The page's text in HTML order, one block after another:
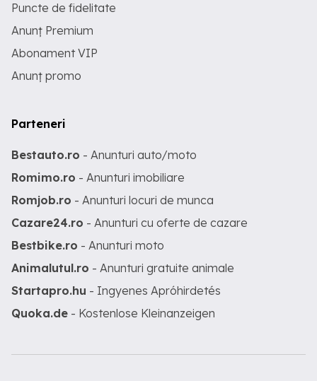
Puncte de fidelitate
Anunț Premium
Abonament VIP
Anunț promo
Parteneri
Bestauto.ro - Anunturi auto/moto
Romimo.ro - Anunturi imobiliare
Romjob.ro - Anunturi locuri de munca
Cazare24.ro - Anunturi cu oferte de cazare
Bestbike.ro - Anunturi moto
Animalutul.ro - Anunturi gratuite animale
Startapro.hu - Ingyenes Apróhirdetés
Quoka.de - Kostenlose Kleinanzeigen